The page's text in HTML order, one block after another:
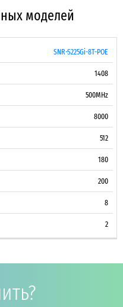
моделей
БЮДЖЕТ
МАКС.
SNR-S225Gi-8T-POE
1408
500MHz
8000
512
180
200
8
2